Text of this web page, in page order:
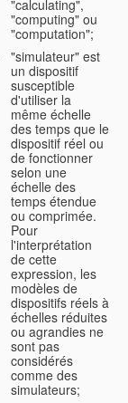
"calculating",
"computing" ou
"computation";
"simulateur" est
un dispositif
susceptible
d'utiliser la
même échelle
des temps que le
dispositif réel ou
de fonctionner
selon une
échelle des
temps étendue
ou comprimée.
Pour
l'interprétation
de cette
expression, les
modèles de
dispositifs réels à
échelles réduites
ou agrandies ne
sont pas
considérés
comme des
simulateurs;